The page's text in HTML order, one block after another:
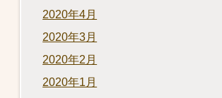
2020年4月
2020年3月
2020年2月
2020年1月